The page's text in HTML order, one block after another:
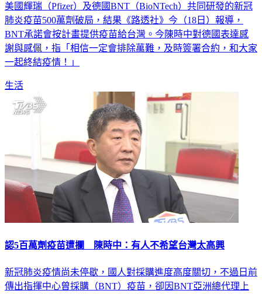
美國輝瑞（Pfizer）及德國BNT（BioNTech）共同研發的新冠
肺炎疫苗500萬劑破局，結果《路透社》今（18日）報導，
BNT承諾會按計畫提供疫苗給台灣。今陳時中對德國表達感
謝與感佩，指「相信一定會排除萬難，及時簽署合約，和大家
一起終結疫情！」
生活
認5百萬劑疫苗遭攔 陳時中：有人不希望台灣太高興
新冠肺炎疫情尚未停歇，國人對採購進度高度關切，不過日前
傳出指揮中心曾採購（BNT）疫苗，卻因BNT亞洲總代理上